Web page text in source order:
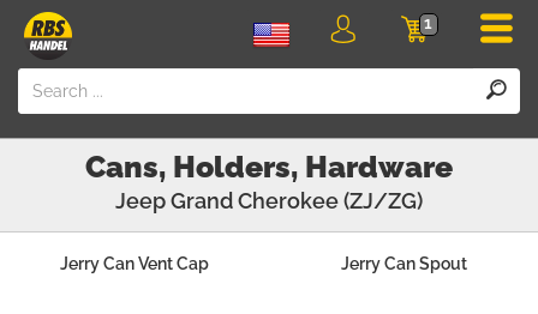
Cart
1
Login
Cans, Holders, Hardware
JeepGrand Cherokee (ZJ/ZG)
Jerry Can Vent Cap Jerry Can Spout